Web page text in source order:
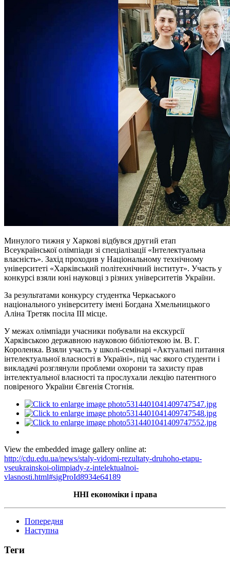
Минулого тижня у Харкові відбувся другий етап
Всеукраїнської олімпіади зі спеціалізації «Інтелектуальна
власність». Захід проходив у Національному технічному
університеті «Харківський політехнічний інститут». Участь у
конкурсі взяли юні науковці з різних університетів України.
За результатами конкурсу студентка Черкаського
національного університету імені Богдана Хмельницького
Аліна Третяк посіла III місце.
У межах олімпіади учасники побували на екскурсії
Харківською державною науковою бібліотекою ім. В. Г.
Короленка. Взяли участь у школі-семінарі «Актуальні питання
інтелектуальної власності в Україні», під час якого студенти і
викладачі розглянули проблеми охорони та захисту прав
інтелектуальної власності та прослухали лекцію патентного
повіреного України Євгенія Стогнія.
View the embedded image gallery online at:
http://cdu.edu.ua/news/staly-vidomi-rezultaty-druhoho-etapu-
vseukrainskoi-olimpiady-z-intelektualnoi-
vlasnosti.html#sigProId8934e64189
ННІ економіки і права
Попередня
Наступна
Теги